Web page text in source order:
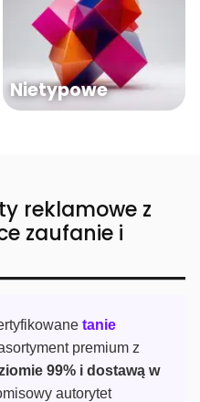
Nietypowe
reklamowe z
zaufanie i
tanie
premium z
99% i dostawą w
autorytet